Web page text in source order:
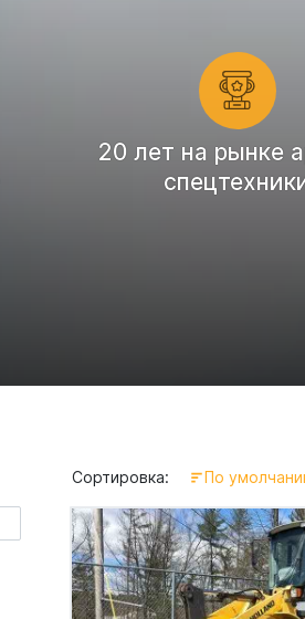
20 лет на рынке
Сортировка: По